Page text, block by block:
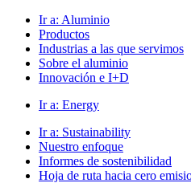
Ir a: Aluminio
Productos
Industrias a las que servimos
Sobre el aluminio
Innovación e I+D
Ir a: Energy
Ir a: Sustainability
Nuestro enfoque
Informes de sostenibilidad
Hoja de ruta hacia cero